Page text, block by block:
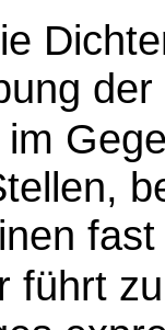
im
führt